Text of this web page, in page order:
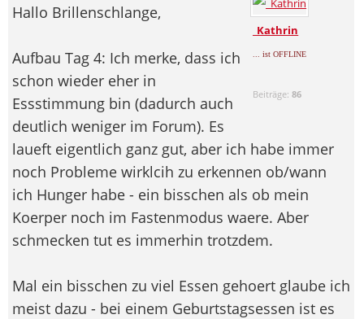
_Kathrin
... ist OFFLINE
Beiträge:86
Hallo Brillenschlange,
Aufbau Tag 4: Ich merke, dass ich
schon wieder eher in
Essstimmung bin (dadurch auch
deutlich weniger im Forum). Es
laueft eigentlich ganz gut, aber ich habe immer
noch Probleme wirklcih zu erkennen ob/wann
ich Hunger habe - ein bisschen als ob mein
Koerper noch im Fastenmodus waere. Aber
schmecken tut es immerhin trotzdem.
Mal ein bisschen zu viel Essen gehoert glaube ich
meist dazu - bei einem Geburtstagsessen ist es